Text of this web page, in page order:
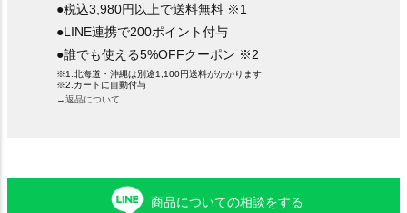
●税込3,980円以上で送料無料 ※1
●LINE連携で200ポイント付与
●誰でも使える5%OFFクーポン ※2
※1.北海道・沖縄は別途1,100円送料がかかります
※2.カートに自動付与
→返品について
商品についての相談をする